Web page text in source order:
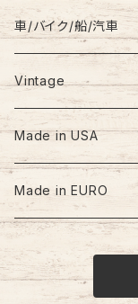
車/バイク/船/汽車
Vintage
60s-70s
80s
Made in USA
Made in EURO